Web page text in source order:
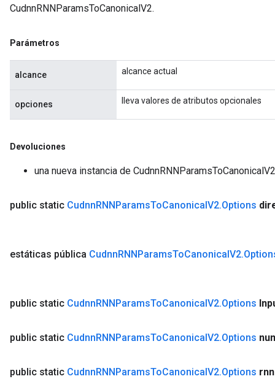
CudnnRNNParamsToCanonicalV2.
Parámetros
alcance alcance actual
opciones lleva valores de atributos opcionales
Devoluciones
una nueva instancia de CudnnRNNParamsToCanonicalV2
public static CudnnRNNParamsToCanonicalV2.Options
estáticas pública CudnnRNNParamsToCanonicalV2.
public static CudnnRNNParamsToCanonicalV2.Options
public static CudnnRNNParamsToCanonicalV2.Options
public static CudnnRNNParamsToCanonicalV2.Options rnn